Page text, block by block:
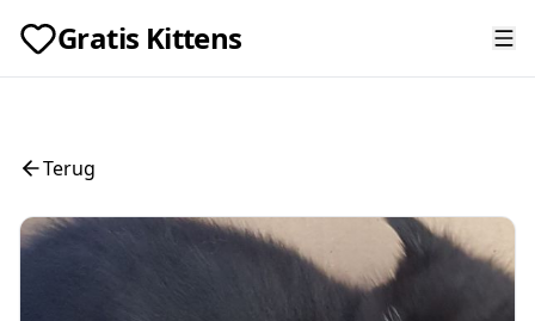
Gratis Kittens
Terug